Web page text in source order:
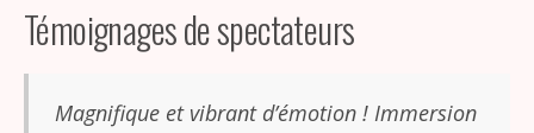
Témoignages de spectateurs
Magnifique et vibrant d’émotion ! Immersion